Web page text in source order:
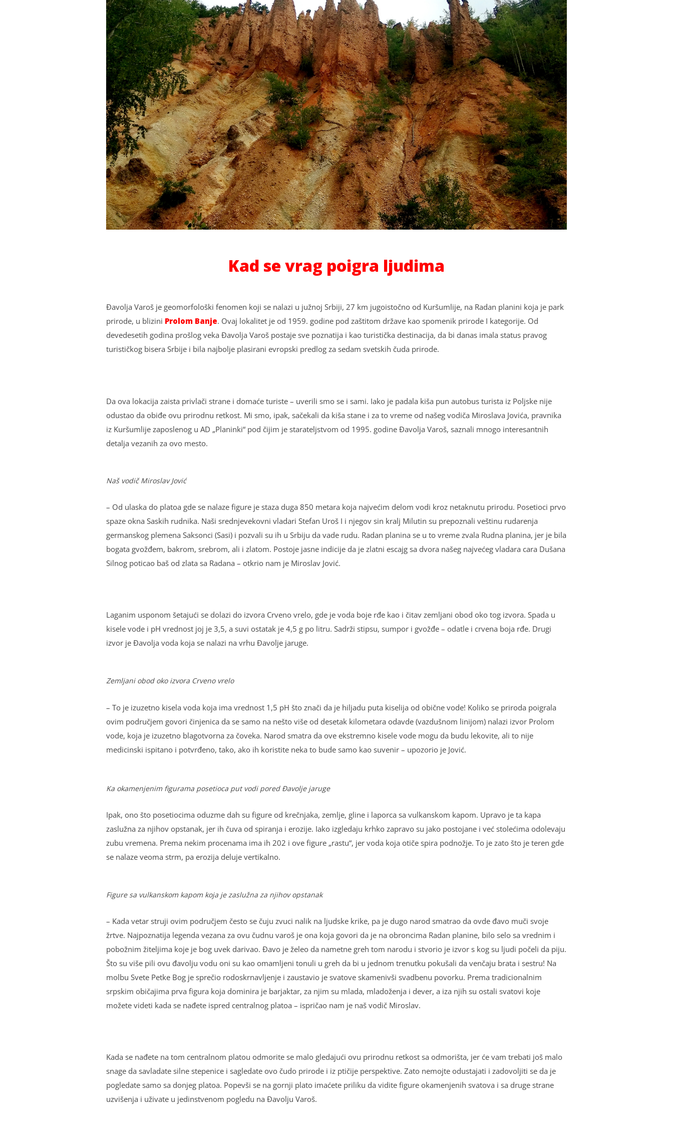
Kad se vrag poigra lјudima
Đavolјa Varoš je geomorfološki fenomen koji se nalazi u južnoj Srbiji, 27 km jugoistočno od Kuršumlije, na Radan planini koja je park
prirode, u blizini Prolom Banje. Ovaj lokalitet je od 1959. godine pod zaštitom države kao spomenik prirode I kategorije. Od
devedesetih godina prošlog veka Đavolјa Varoš postaje sve poznatija i kao turistička destinacija, da bi danas imala status pravog
turističkog bisera Srbije i bila najbolјe plasirani evropski predlog za sedam svetskih čuda prirode.
Da ova lokacija zaista privlači strane i domaće turiste – uverili smo se i sami. Iako je padala kiša pun autobus turista iz Polјske nije
odustao da obiđe ovu prirodnu retkost. Mi smo, ipak, sačekali da kiša stane i za to vreme od našeg vodiča Miroslava Jovića, pravnika
iz Kuršumlije zaposlenog u AD „Planinki“ pod čijim je staratelјstvom od 1995. godine Đavolјa Varoš, saznali mnogo interesantnih
detalјa vezanih za ovo mesto.
Naš vodič Miroslav Jović
– Od ulaska do platoa gde se nalaze figure je staza duga 850 metara koja najvećim delom vodi kroz netaknutu prirodu. Posetioci prvo
spaze okna Saskih rudnika. Naši srednjevekovni vladari Stefan Uroš I i njegov sin kralј Milutin su prepoznali veštinu rudarenja
germanskog plemena Saksonci (Sasi) i pozvali su ih u Srbiju da vade rudu. Radan planina se u to vreme zvala Rudna planina, jer je bila
bogata gvožđem, bakrom, srebrom, ali i zlatom. Postoje jasne indicije da je zlatni escajg sa dvora našeg najvećeg vladara cara Dušana
Silnog poticao baš od zlata sa Radana – otkrio nam je Miroslav Jović.
Laganim usponom šetajući se dolazi do izvora Crveno vrelo, gde je voda boje rđe kao i čitav zemlјani obod oko tog izvora. Spada u
kisele vode i pH vrednost joj je 3,5, a suvi ostatak je 4,5 g po litru. Sadrži stipsu, sumpor i gvožđe – odatle i crvena boja rđe. Drugi
izvor je Đavolјa voda koja se nalazi na vrhu Đavolјe jaruge.
Zemlјani obod oko izvora Crveno vrelo
– To je izuzetno kisela voda koja ima vrednost 1,5 pH što znači da je hilјadu puta kiselija od obične vode! Koliko se priroda poigrala
ovim područjem govori činjenica da se samo na nešto više od desetak kilometara odavde (vazdušnom linijom) nalazi izvor Prolom
vode, koja je izuzetno blagotvorna za čoveka. Narod smatra da ove ekstremno kisele vode mogu da budu lekovite, ali to nije
medicinski ispitano i potvrđeno, tako, ako ih koristite neka to bude samo kao suvenir – upozorio je Jović.
Ka okamenjenim figurama posetioca put vodi pored Đavolje jaruge
Ipak, ono što posetiocima oduzme dah su figure od krečnjaka, zemlјe, gline i laporca sa vulkanskom kapom. Upravo je ta kapa
zaslužna za njihov opstanak, jer ih čuva od spiranja i erozije. Iako izgledaju krhko zapravo su jako postojane i već stolećima odolevaju
zubu vremena. Prema nekim procenama ima ih 202 i ove figure „rastu“, jer voda koja otiče spira podnožje. To je zato što je teren gde
se nalaze veoma strm, pa erozija deluje vertikalno.
Figure sa vulkanskom kapom koja je zaslužna za njihov opstanak
– Kada vetar struji ovim područjem često se čuju zvuci nalik na lјudske krike, pa je dugo narod smatrao da ovde đavo muči svoje
žrtve. Najpoznatija legenda vezana za ovu čudnu varoš je ona koja govori da je na obroncima Radan planine, bilo selo sa vrednim i
pobožnim žitelјima koje je bog uvek darivao. Đavo je želeo da nametne greh tom narodu i stvorio je izvor s kog su lјudi počeli da piju.
Što su više pili ovu đavolјu vodu oni su kao omamlјeni tonuli u greh da bi u jednom trenutku pokušali da venčaju brata i sestru! Na
molbu Svete Petke Bog je sprečio rodoskrnavlјenje i zaustavio je svatove skamenivši svadbenu povorku. Prema tradicionalnim
srpskim običajima prva figura koja dominira je barjaktar, za njim su mlada, mladoženja i dever, a iza njih su ostali svatovi koje
možete videti kada se nađete ispred centralnog platoa – ispričao nam je naš vodič Miroslav.
Kada se nađete na tom centralnom platou odmorite se malo gledajući ovu prirodnu retkost sa odmorišta, jer će vam trebati još malo
snage da savladate silne stepenice i sagledate ovo čudo prirode i iz ptičije perspektive. Zato nemojte odustajati i zadovolјiti se da je
pogledate samo sa donjeg platoa. Popevši se na gornji plato imaćete priliku da vidite figure okamenjenih svatova i sa druge strane
uzvišenja i uživate u jedinstvenom pogledu na Đavolјu Varoš.